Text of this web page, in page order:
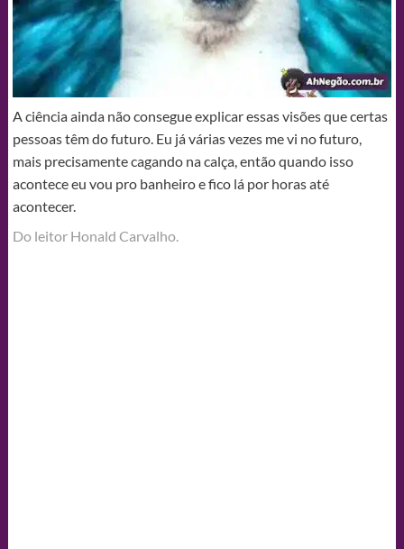
A ciência ainda não consegue explicar essas visões que certas
pessoas têm do futuro. Eu já várias vezes me vi no futuro,
mais precisamente cagando na calça, então quando isso
acontece eu vou pro banheiro e fico lá por horas até
acontecer.
Do leitor Honald Carvalho.